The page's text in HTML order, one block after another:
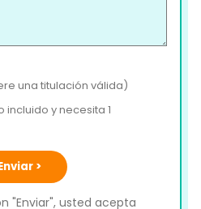
una titulación válida)
incluido y necesita 1
>
"Enviar", usted acepta